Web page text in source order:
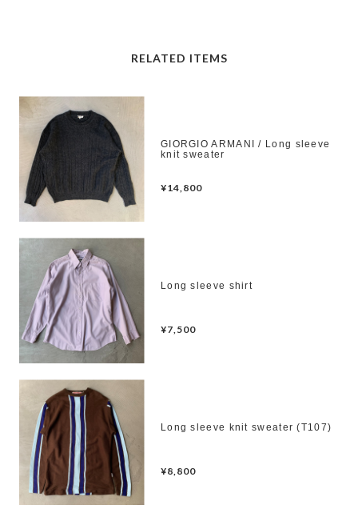
RELATED ITEMS
GIORGIO ARMANI / Long sleeve
knit sweater
¥14,800
Long sleeve shirt
¥7,500
Long sleeve knit sweater (T107)
¥8,800